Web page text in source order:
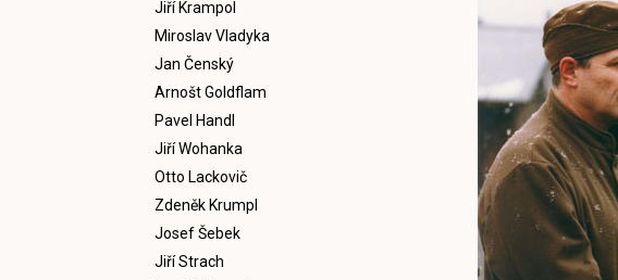
Jiří Krampol
Miroslav Vladyka
Jan Čenský
Arnošt Goldflam
Pavel Handl
Jiří Wohanka
Otto Lackovič
Zdeněk Krumpl
Josef Šebek
Jiří Strach